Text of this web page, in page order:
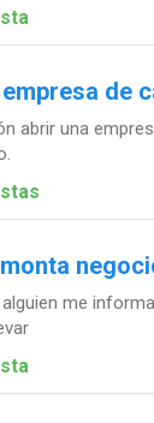
de
abrir una
alguien me